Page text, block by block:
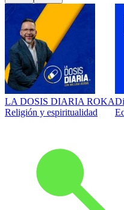
LA DOSIS DIARIA ROKA
Religión y espiritualidad